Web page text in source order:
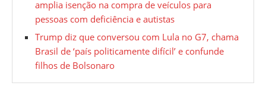
amplia isenção na compra de veículos para
pessoas com deficiência e autistas
Trump diz que conversou com Lula no G7, chama
Brasil de ‘país politicamente difícil’ e confunde
filhos de Bolsonaro